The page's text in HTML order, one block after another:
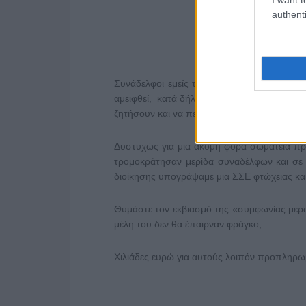
Συνάδελφοι εμείς τα λέγαμε. Η διοίκηση
αμειφθεί, κατά δήλωση της, όπως
ζητήσουν και να πετύχουν τέτοιες
Δυστυχώς για μια ακόμη φορά σωματεία
τρομοκράτησαν μερίδα συναδέλφων και
διοίκησης υπογράψαμε μια ΣΣΕ φτώχειας και
Θυμάστε τον εκβιασμό της «συμφωνίας
μέλη του δεν θα έπαιρναν φράγκο;
Χιλιάδες ευρώ για αυτούς λοιπόν